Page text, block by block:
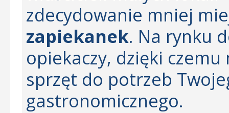
zdecydowanie mniej
zapiekanek. Na rynku
opiekaczy, dzięki
sprzęt do potrzeb
gastronomicznego.